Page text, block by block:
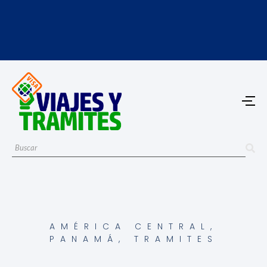
AMÉRICA CENTRAL ,
PANAMÁ , TRAMITES